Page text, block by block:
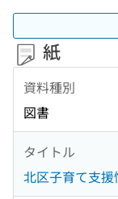
紙
資料種別
図書
タイトル
北区子育て支援